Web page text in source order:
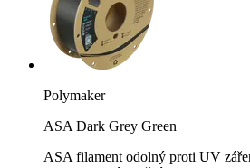
Polymaker
ASA Dark Grey Green
ASA filament odolný proti UV